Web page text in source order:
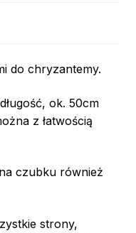
do chryzantemy.
ok. 50cm
z łatwością
czubku również
strony,